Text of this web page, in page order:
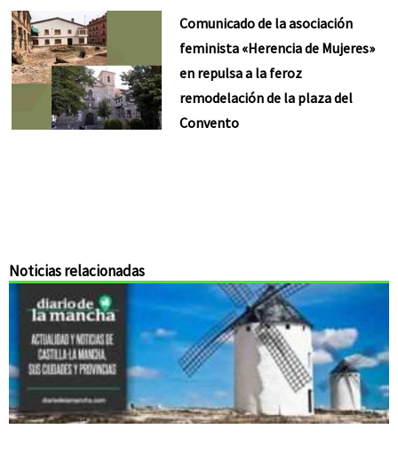
Comunicado de la asociación
feminista «Herencia de Mujeres»
en repulsa a la feroz
remodelación de la plaza del
Convento
Noticias relacionadas